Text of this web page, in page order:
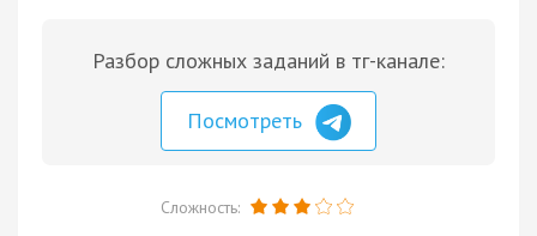
Разбор сложных заданий в тг-канале:
Посмотреть
Сложность: